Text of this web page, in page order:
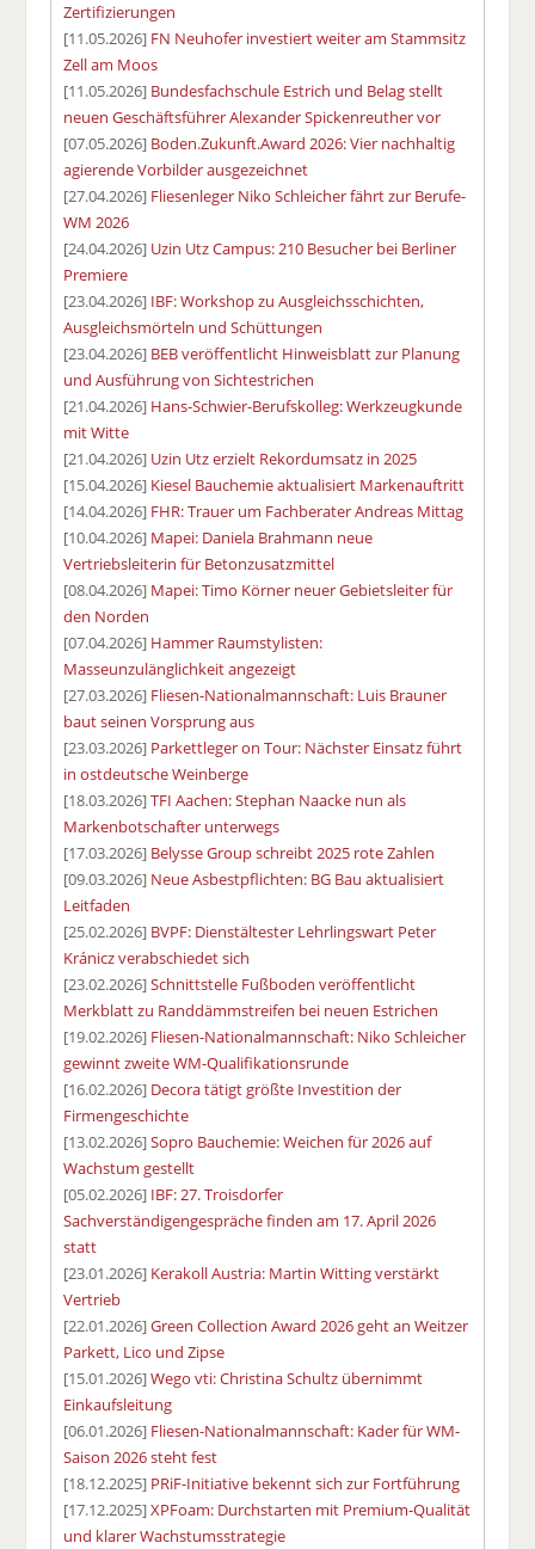
Zertifizierungen
[11.05.2026] FN Neuhofer investiert weiter am Stammsitz
Zell am Moos
[11.05.2026] Bundesfachschule Estrich und Belag stellt
neuen Geschäftsführer Alexander Spickenreuther vor
[07.05.2026] Boden.Zukunft.Award 2026: Vier nachhaltig
agierende Vorbilder ausgezeichnet
[27.04.2026] Fliesenleger Niko Schleicher fährt zur Berufe-
WM 2026
[24.04.2026] Uzin Utz Campus: 210 Besucher bei Berliner
Premiere
[23.04.2026] IBF: Workshop zu Ausgleichsschichten,
Ausgleichsmörteln und Schüttungen
[23.04.2026] BEB veröffentlicht Hinweisblatt zur Planung
und Ausführung von Sichtestrichen
[21.04.2026] Hans-Schwier-Berufskolleg: Werkzeugkunde
mit Witte
[21.04.2026] Uzin Utz erzielt Rekordumsatz in 2025
[15.04.2026] Kiesel Bauchemie aktualisiert Markenauftritt
[14.04.2026] FHR: Trauer um Fachberater Andreas Mittag
[10.04.2026] Mapei: Daniela Brahmann neue
Vertriebsleiterin für Betonzusatzmittel
[08.04.2026] Mapei: Timo Körner neuer Gebietsleiter für
den Norden
[07.04.2026] Hammer Raumstylisten:
Masseunzulänglichkeit angezeigt
[27.03.2026] Fliesen-Nationalmannschaft: Luis Brauner
baut seinen Vorsprung aus
[23.03.2026] Parkettleger on Tour: Nächster Einsatz führt
in ostdeutsche Weinberge
[18.03.2026]TFI Aachen: Stephan Naacke nun als
Markenbotschafter unterwegs
[17.03.2026] Belysse Group schreibt 2025 rote Zahlen
[09.03.2026] Neue Asbestpflichten: BG Bau aktualisiert
Leitfaden
[25.02.2026] BVPF: Dienstältester Lehrlingswart Peter
Kránicz verabschiedet sich
[23.02.2026]Schnittstelle Fußboden veröffentlicht
Merkblatt zu Randdämmstreifen bei neuen Estrichen
[19.02.2026] Fliesen-Nationalmannschaft: Niko Schleicher
gewinnt zweite WM-Qualifikationsrunde
[16.02.2026] Decora tätigt größte Investition der
Firmengeschichte
[13.02.2026]Sopro Bauchemie: Weichen für 2026 auf
Wachstum gestellt
[05.02.2026] IBF: 27. Troisdorfer
Sachverständigengespräche finden am 17. April 2026
statt
[23.01.2026] Kerakoll Austria: Martin Witting verstärkt
Vertrieb
[22.01.2026]Green Collection Award 2026 geht an Weitzer
Parkett, Lico und Zipse
[15.01.2026]Wego vti: Christina Schultz übernimmt
Einkaufsleitung
[06.01.2026] Fliesen-Nationalmannschaft: Kader für WM-
Saison 2026 steht fest
[18.12.2025] PRiF-Initiative bekennt sich zur Fortführung
[17.12.2025]XPFoam: Durchstarten mit Premium-Qualität
und klarer Wachstumsstrategie